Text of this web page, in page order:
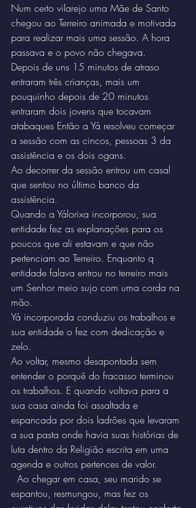
Num certo vilarejo uma Mãe de Santo
chegou ao Terreiro animada e motivada
para realizar mais uma sessão. A hora
passava e o povo não chegava.
Depois de uns 15 minutos de atraso
entraram três crianças, mais um
pouquinho depois de 20 minutos
entraram dois jovens que tocavam
atabaques Então a Yá resolveu começar
a sessão com as cincos, pessoas 3 da
assistência e os dois ogans.
Ao decorrer da sessão entrou um casal
que sentou no último banco da
assistência.
Quando a Yálorixa incorporou, sua
entidade fez as explanações para os
poucos que ali estavam e que não
pertenciam ao Terreiro. Enquanto q
entidade falava entrou no terreiro mais
um Senhor meio sujo com uma corda na
mão.
Yá incorporada conduziu os trabalhos e
sua entidade o fez com dedicação e
zelo.
Ao voltar, mesmo desapontada sem
entender o porquê do fracasso terminou
os trabalhos. E quando voltava para a
sua casa ainda foi assaltada e
espancada por dois ladrões que levaram
a sua pasta onde havia suas histórias de
luta dentro da Religião escrita em uma
agenda e outros pertences de valor.
Ao chegar em casa, seu marido se
espantou, resmungou, mas fez os